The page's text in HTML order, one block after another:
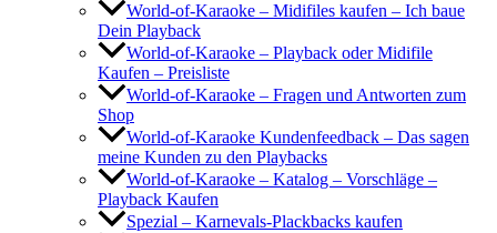
World-of-Karaoke – Midifiles kaufen – Ich baue
Dein Playback
World-of-Karaoke – Playback oder Midifile
Kaufen – Preisliste
World-of-Karaoke – Fragen und Antworten zum
Shop
World-of-Karaoke Kundenfeedback – Das sagen
meine Kunden zu den Playbacks
World-of-Karaoke – Katalog – Vorschläge –
Playback Kaufen
Spezial – Karnevals-Plackbacks kaufen